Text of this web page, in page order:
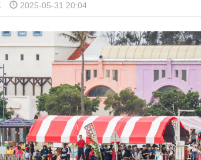
2025-05-31 20:04